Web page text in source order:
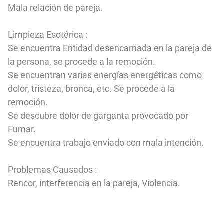
Mala relación de pareja.
Limpieza Esotérica :
Se encuentra Entidad desencarnada en la pareja de
la persona, se procede a la remoción.
Se encuentran varias energías energéticas como
dolor, tristeza, bronca, etc. Se procede a la
remoción.
Se descubre dolor de garganta provocado por
Fumar.
Se encuentra trabajo enviado con mala intención.
Problemas Causados :
Rencor, interferencia en la pareja, Violencia.